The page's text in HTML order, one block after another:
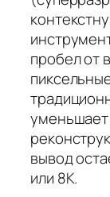
пробел от
уменьшает
вывод
или 8K.